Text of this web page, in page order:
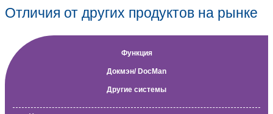
импорт в систему внешних
(word);
управление версиями документов;
экспорт документов из системы в
и ПДФ (PDF);